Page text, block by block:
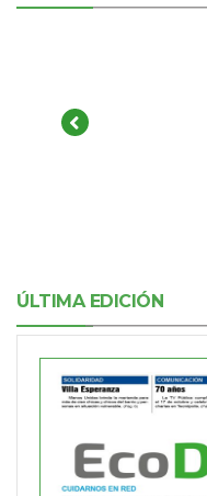
ÚLTIMA EDICIÓN